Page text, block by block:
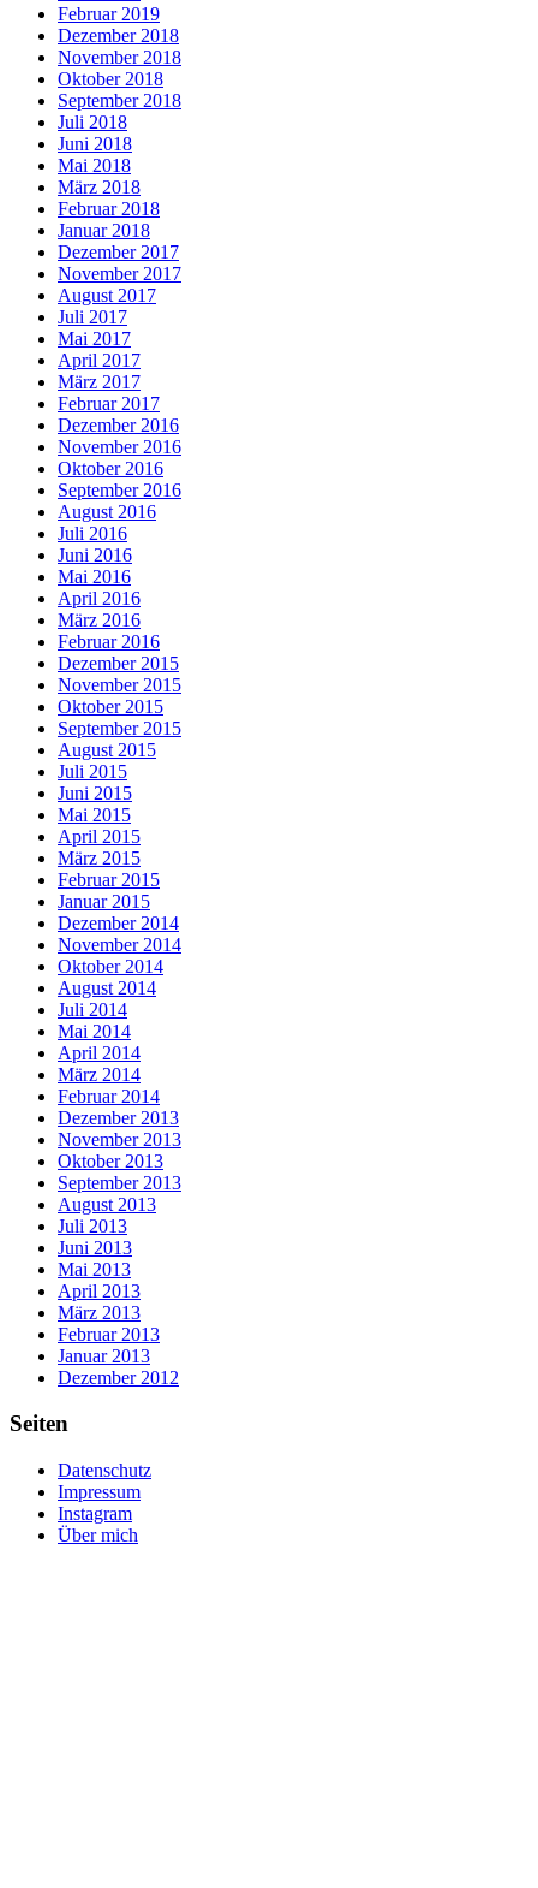
Februar 2019
Dezember 2018
November 2018
Oktober 2018
September 2018
Juli 2018
Juni 2018
Mai 2018
März 2018
Februar 2018
Januar 2018
Dezember 2017
November 2017
August 2017
Juli 2017
Mai 2017
April 2017
März 2017
Februar 2017
Dezember 2016
November 2016
Oktober 2016
September 2016
August 2016
Juli 2016
Juni 2016
Mai 2016
April 2016
März 2016
Februar 2016
Dezember 2015
November 2015
Oktober 2015
September 2015
August 2015
Juli 2015
Juni 2015
Mai 2015
April 2015
März 2015
Februar 2015
Januar 2015
Dezember 2014
November 2014
Oktober 2014
August 2014
Juli 2014
Mai 2014
April 2014
März 2014
Februar 2014
Dezember 2013
November 2013
Oktober 2013
September 2013
August 2013
Juli 2013
Juni 2013
Mai 2013
April 2013
März 2013
Februar 2013
Januar 2013
Dezember 2012
Seiten
Datenschutz
Impressum
Instagram
Über mich